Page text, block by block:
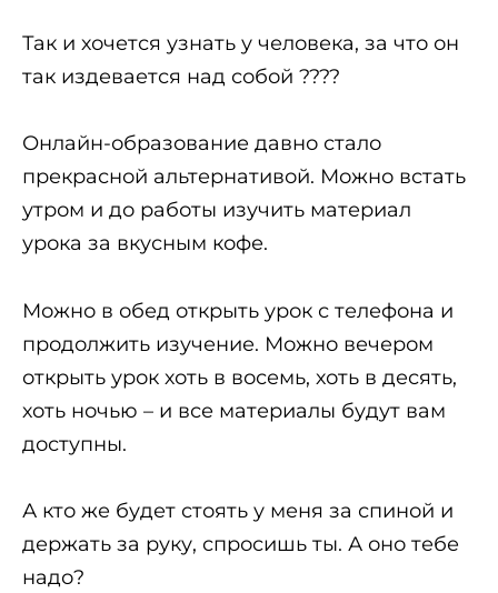
Так и хочется узнать у человека, за что он
так издевается над собой ????
Онлайн-образование давно стало
прекрасной альтернативой. Можно встать
утром и до работы изучить материал
урока за вкусным кофе.
Можно в обед открыть урок с телефона и
продолжить изучение. Можно вечером
открыть урок хоть в восемь, хоть в десять,
хоть ночью – и все материалы будут вам
доступны.
А кто же будет стоять у меня за спиной и
держать за руку, спросишь ты. А оно тебе
надо?